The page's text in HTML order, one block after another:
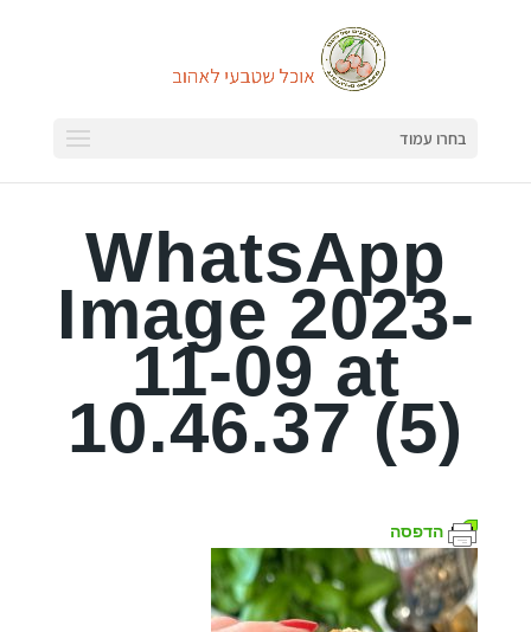
בחרו עמוד
WhatsApp
Image 2023-
11-09 at
10.46.37 (5)
הדפסה